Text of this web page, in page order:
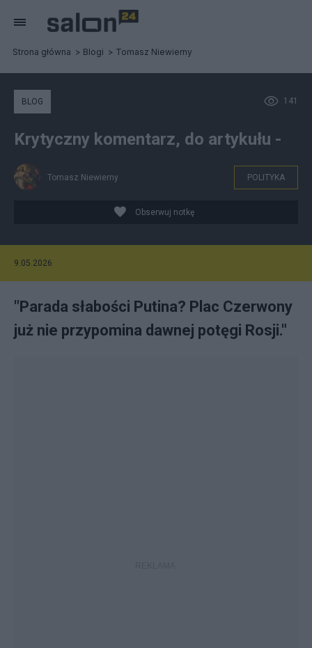
Strona główna Blogi Tomasz Niewierny
141
BLOG
Krytyczny komentarz, do artykułu -
Tomasz Niewierny POLITYKA
Obserwuj notkę
9.05.2026
"Parada słabości Putina? Plac Czerwony
już nie przypomina dawnej potęgi Rosji."